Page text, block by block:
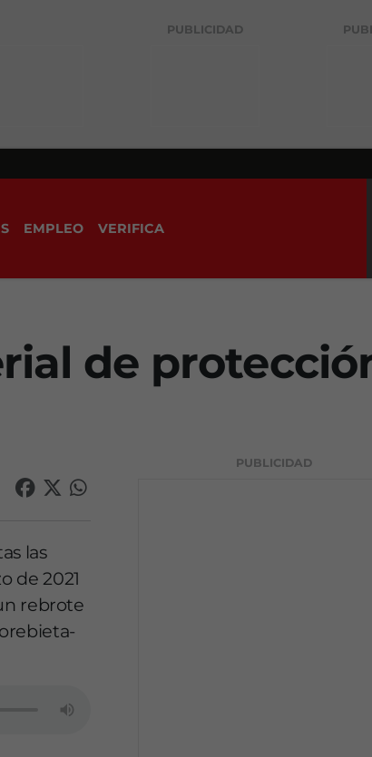
PUBLICIDAD
EMPLEO VERIFICA
de
las
de 2021
rebrote
PUBLICIDAD